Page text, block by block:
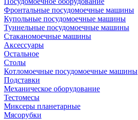
Фронтальные посудомоечные машины
Купольные посудомоечные машины
Туннельные посудомоечные машины
Стаканомоечные машины
Аксессуары
Остальное
Столы
Котломоечные посудомоечные машины
Подставки
Механическое оборудование
Тестомесы
Миксеры планетарные
Мясорубки